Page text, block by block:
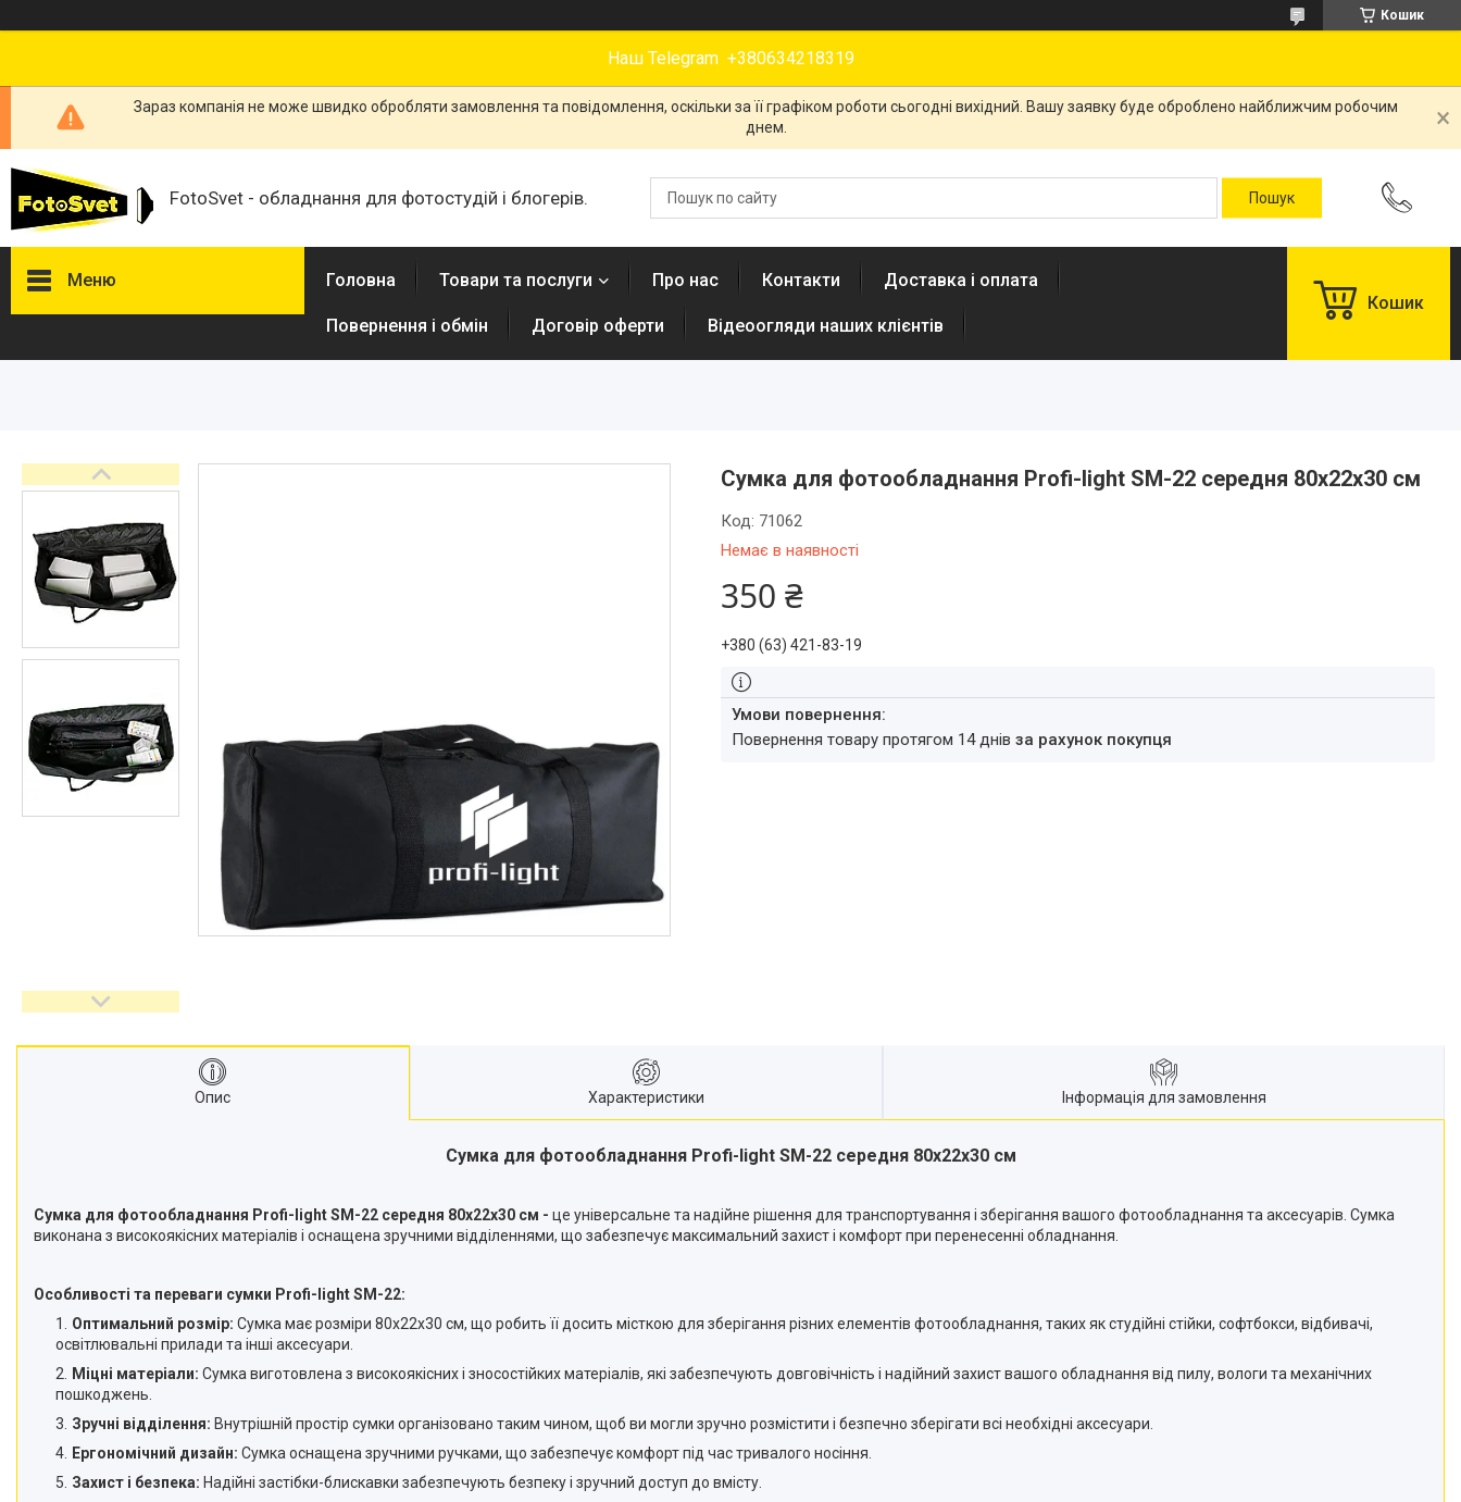
Кошик
Наш Telegram +380634218319
Зараз компанія не може швидко обробляти замовлення та повідомлення, оскільки за її графіком роботи сьогодні вихідний. Вашу заявку буде оброблено найближчим робочим
днем.
FotoSvet - обладнання для фотостудій і блогерів.
Меню
Студійні парасольки
Лампи для постійного та
імпульсного світла
Набори постійного світла для
фото і відео
Набори імпульсного світла
Поворотні столики
Все для предметної зйомки
Лайтбокси, фотобокси
Кільцеві лампи, товари для
Підсвічування, накамерне
Стедіками, стабілізатори
Моноподи
Лінзи-об'єктиви для
Перехідники для фототехніки і
Генератори диму
Аксесуари для фото-
відеозйомки
Кріплення
Аксесуари для мобільних
Головна Товари та послуги Про нас Контакти Доставка і оплата
Повернення і обмін Договір оферти Відеоогляди наших клієнтів
Кошик
Сумка для фотообладнання Profi-light SM-22 середня 80х22х30 см
Немає в наявності
Код: 71062
350 ₴
+380 (63) 421-83-19
повернення товару протягом 14 днів за рахунок покупця
Опис Характеристики Інформація для замовлення
Сумка для фотообладнання Profi-light SM-22 середня 80х22х30 см
Сумка для фотообладнання Profi-light SM-22 середня 80х22х30 см - це універсальне та надійне рішення для транспортування і зберігання вашого фотообладнання та аксесуарів. Сумка
виконана з високоякісних матеріалів і оснащена зручними відділеннями, що забезпечує максимальний захист і комфорт при перенесенні обладнання.
Особливості та переваги сумки Profi-light SM-22:
Оптимальний розмір: Сумка має розміри 80х22х30 см, що робить її досить місткою для зберігання різних елементів фотообладнання, таких як студійні стійки, софтбокси, відбивачі,
освітлювальні прилади та інші аксесуари.
Міцні матеріали: Сумка виготовлена з високоякісних і зносостійких матеріалів, які забезпечують довговічність і надійний захист вашого обладнання від пилу, вологи та механічних
пошкоджень.
Зручні відділення: Внутрішній простір сумки організовано таким чином, щоб ви могли зручно розмістити і безпечно зберігати всі необхідні аксесуари.
Ергономічний дизайн: Сумка оснащена зручними ручками, що забезпечує комфорт під час тривалого носіння.
Захист і безпека: Надійні застібки-блискавки забезпечують безпеку і зручний доступ до вмісту.